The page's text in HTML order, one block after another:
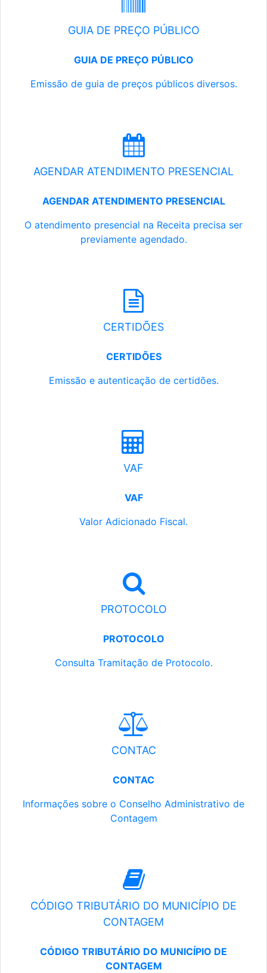
GUIA DE PREÇO PÚBLICO
GUIA DE PREÇO PÚBLICO
Emissão de guia de preços públicos diversos.
AGENDAR ATENDIMENTO PRESENCIAL
AGENDAR ATENDIMENTO PRESENCIAL
O atendimento presencial na Receita precisa ser
previamente agendado.
CERTIDÕES
CERTIDÕES
Emissão e autenticação de certidões.
VAF
VAF
Valor Adicionado Fiscal.
PROTOCOLO
PROTOCOLO
Consulta Tramitação de Protocolo.
CONTAC
CONTAC
Informações sobre o Conselho Administrativo de
Contagem
CÓDIGO TRIBUTÁRIO DO MUNICÍPIO DE
CONTAGEM
CÓDIGO TRIBUTÁRIO DO MUNICÍPIO DE
CONTAGEM